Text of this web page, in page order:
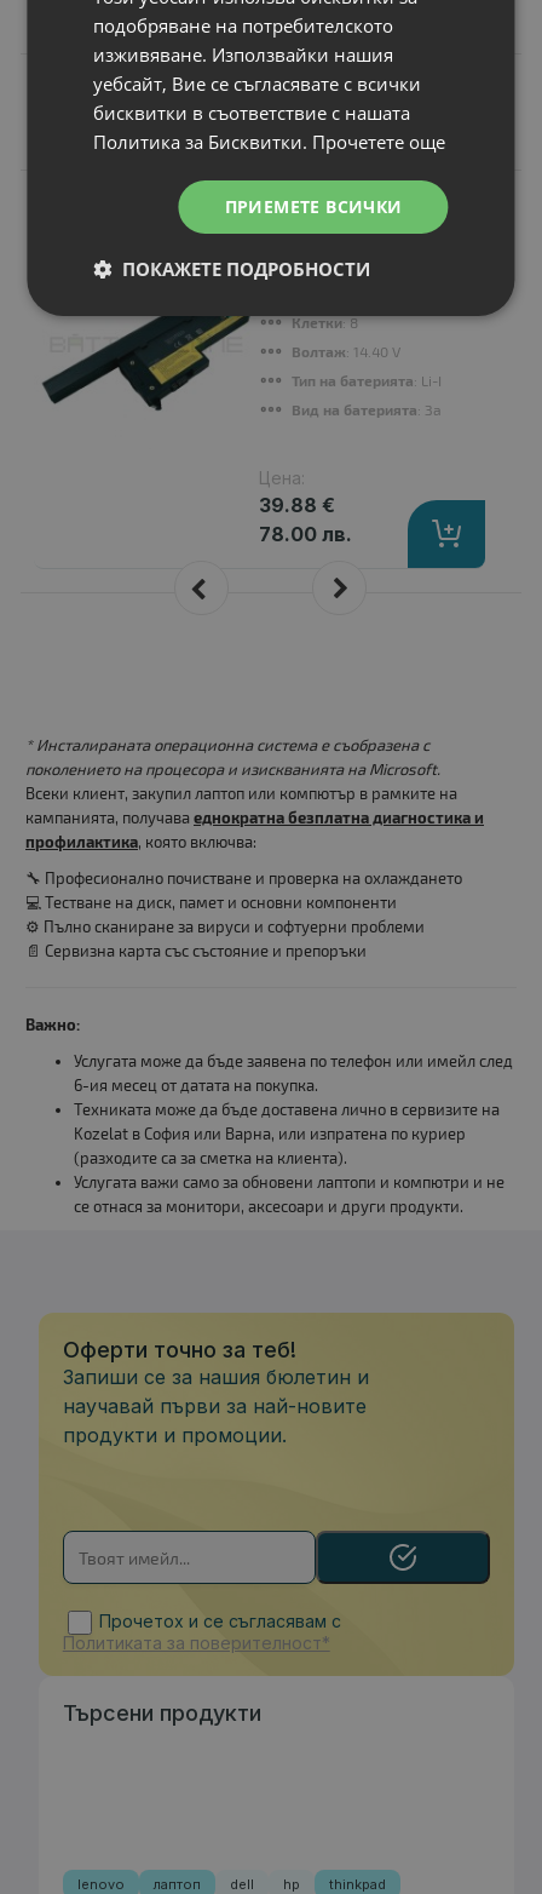
Подобни продукти
Батерия за лаптоп
Lenovo ThinkPad
X60s
Клетки: 8
Волтаж: 14.40 V
Тип на батерията: Li-Ion
Вид на батерията: Заместител
Цена:
39.88 €
78.00 лв.
* Инсталираната операционна система е съобразена с
поколението на процесора и изискванията на Microsoft.
Всеки клиент, закупил лаптоп или компютър в рамките на
кампанията, получава еднократна безплатна диагностика и
профилактика, която включва:
🔧 Професионално почистване и проверка на охлаждането
💻 Тестване на диск, памет и основни компоненти
⚙️ Пълно сканиране за вируси и софтуерни проблеми
📄 Сервизна карта със състояние и препоръки
Важно:
Услугата може да бъде заявена по телефон или имейл след
6-ия месец от датата на покупка.
Техниката може да бъде доставена лично в сервизите на
Kozelat в София или Варна, или изпратена по куриер
(разходите са за сметка на клиента).
Услугата важи само за обновени лаптопи и компютри и не
се отнася за монитори, аксесоари и други продукти.
Оферти точно за теб!
Запиши се за нашия бюлетин и
научавай първи за най-новите
продукти и промоции.
Прочетох и се съгласявам с
Политиката за поверителност*
Търсени продукти
lenovo лаптоп dell hp
thinkpad
подобряване на потребителското
изживяване. Използвайки нашия
уебсайт, Вие се съгласявате с всички
бисквитки в съответствие с нашата
Политика за Бисквитки. Прочетете още
ПРИЕМЕТЕ ВСИЧКИ
ПОКАЖЕТЕ ПОДРОБНОСТИ